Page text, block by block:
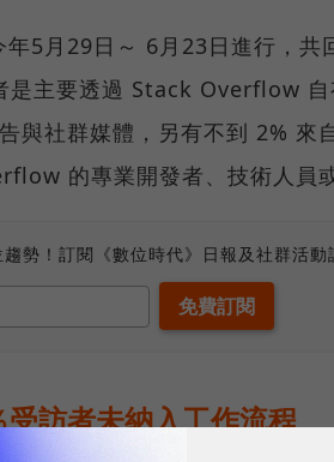
5月29日～ 6月23日進行，共
是主要透過 Stack Overflow
與社群媒體，另有不到 2% 來
的專業開發者、技術人員或
勢！訂閱《數位時代》日報及社群活動
訪者未納入工作流程